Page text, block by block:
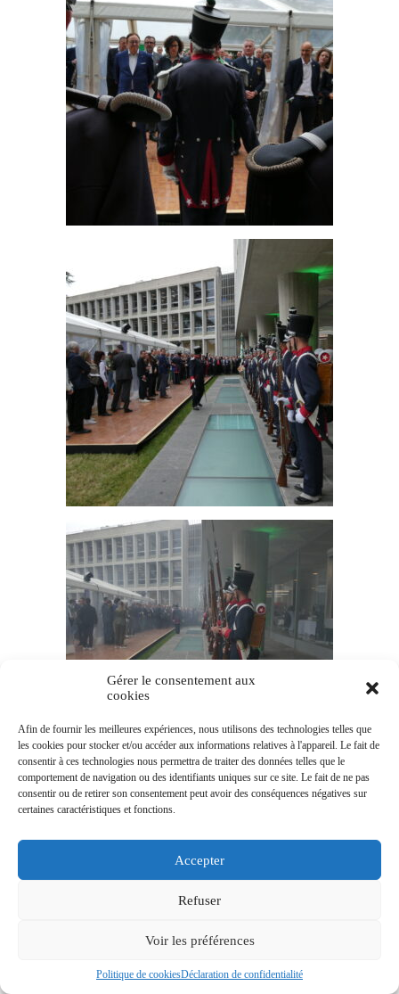
Gérer le consentement aux
cookies
Afin de fournir les meilleures expériences, nous utilisons des technologies telles que
les cookies pour stocker et/ou accéder aux informations relatives à l'appareil. Le fait de
consentir à ces technologies nous permettra de traiter des données telles que le
comportement de navigation ou des identifiants uniques sur ce site. Le fait de ne pas
consentir ou de retirer son consentement peut avoir des conséquences négatives sur
certaines caractéristiques et fonctions.
Accepter
Refuser
Voir les préférences
Politique de cookiesDéclaration de confidentialité